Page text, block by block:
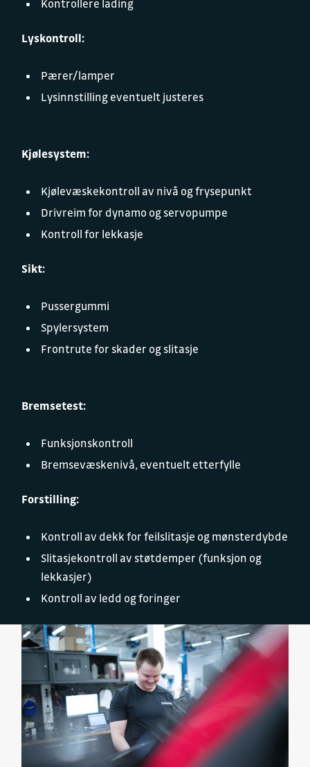
Kontrollere lading
Lyskontroll:
Pærer/lamper
Lysinnstilling eventuelt justeres
Kjølesystem:
Kjølevæskekontroll av nivå og frysepunkt
Drivreim for dynamo og servopumpe
Kontroll for lekkasje
Sikt:
Pussergummi
Spylersystem
Frontrute for skader og slitasje
Bremsetest:
Funksjonskontroll
Bremsevæskenivå, eventuelt etterfylle
Forstilling:
Kontroll av dekk for feilslitasje og mønsterdybde
Slitasjekontroll av støtdemper (funksjon og
lekkasjer)
Kontroll av ledd og foringer